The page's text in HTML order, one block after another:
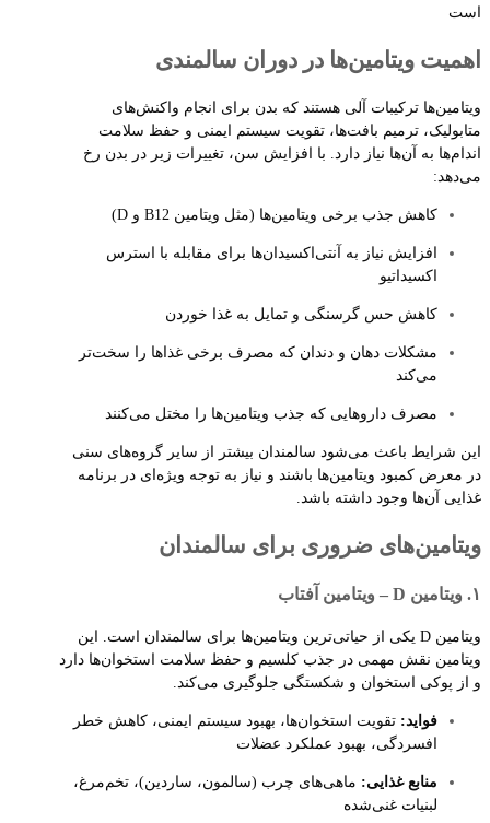
است
اهمیت ویتامین‌ها در دوران سالمندی
ویتامین‌ها ترکیبات آلی هستند که بدن برای انجام واکنش‌های
متابولیک، ترمیم بافت‌ها، تقویت سیستم ایمنی و حفظ سلامت
اندام‌ها به آن‌ها نیاز دارد. با افزایش سن، تغییرات زیر در بدن رخ
می‌دهد:
کاهش جذب برخی ویتامین‌ها (مثل ویتامین B12 و D)
افزایش نیاز به آنتی‌اکسیدان‌ها برای مقابله با استرس
اکسیداتیو
کاهش حس گرسنگی و تمایل به غذا خوردن
مشکلات دهان و دندان که مصرف برخی غذاها را سخت‌تر
می‌کند
مصرف داروهایی که جذب ویتامین‌ها را مختل می‌کنند
این شرایط باعث می‌شود سالمندان بیشتر از سایر گروه‌های سنی
در معرض کمبود ویتامین‌ها باشند و نیاز به توجه ویژه‌ای در برنامه
غذایی آن‌ها وجود داشته باشد.
ویتامین‌های ضروری برای سالمندان
۱. ویتامین D – ویتامین آفتاب
ویتامین D یکی از حیاتی‌ترین ویتامین‌ها برای سالمندان است. این
ویتامین نقش مهمی در جذب کلسیم و حفظ سلامت استخوان‌ها دارد
و از پوکی استخوان و شکستگی جلوگیری می‌کند.
فواید: تقویت استخوان‌ها، بهبود سیستم ایمنی، کاهش خطر
افسردگی، بهبود عملکرد عضلات
منابع غذایی: ماهی‌های چرب (سالمون، ساردین)، تخم‌مرغ،
لبنیات غنی‌شده